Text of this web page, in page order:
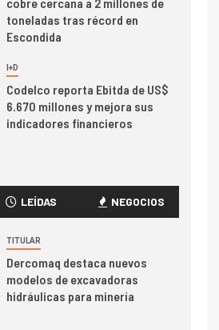
toneladas tras récord en
Escondida
I+D
Codelco reporta Ebitda de US$
6.670 millones y mejora sus
indicadores financieros
camión 100% eléctrico para
transportar cátodos al Puerto
Producción minera en mayo de
LEÍDAS NEGOCIOS
TITULAR
Dercomaq destaca nuevos
modelos de excavadoras
hidráulicas para minería